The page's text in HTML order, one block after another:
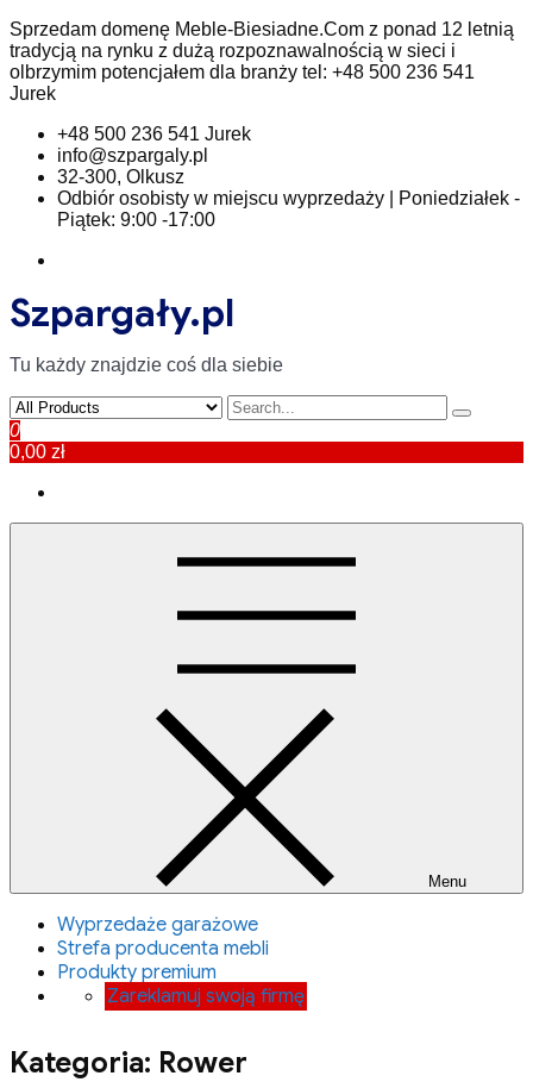
Skip
to
content
Sprzedam domenę Meble-Biesiadne.Com z ponad 12 letnią
tradycją na rynku z dużą rozpoznawalnością w sieci i
olbrzymim potencjałem dla branży tel: +48 500 236 541
Jurek
+48 500 236 541 Jurek
info@szpargaly.pl
32-300, Olkusz
Odbiór osobisty w miejscu wyprzedaży | Poniedziałek -
Piątek: 9:00 -17:00
Szpargały.pl
Tu każdy znajdzie coś dla siebie
0
0,00 zł
Menu
Wyprzedaże garażowe
Strefa producenta mebli
Produkty premium
Zareklamuj swoją firmę
Kategoria: Rower